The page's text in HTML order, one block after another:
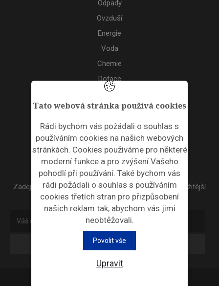
Tato webová stránka používá cookies
Rádi bychom vás požádali o souhlas s
používáním cookies na našich webových
stránkách. Cookies používáme pro některé
moderní funkce a pro zvýšení Vašeho
pohodlí při používání. Také bychom vás
rádi požádali o souhlas s používáním
cookies třetích stran pro přizpůsobení
našich reklam tak, abychom vás jimi
neobtěžovali.
Povolit vše
Upravit
Odpady
Ovzduší
Energie
Voda
Chemie
Dotace
Akce
ODPADNÍ PLASTY
NEWSLETTER
Zadejte váš email a my Vám budeme zasílat ty nejdůležitější
informace, maximálně 1x týdně.
Odebírat